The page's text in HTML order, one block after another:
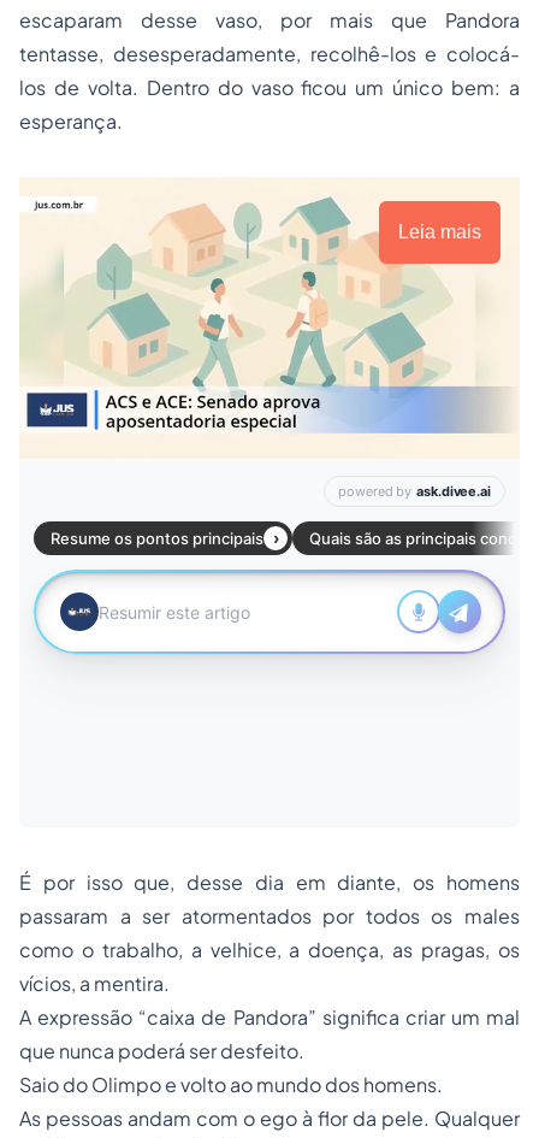
escaparam desse vaso, por mais que Pandora
tentasse, desesperadamente, recolhê-los e colocá-
los de volta. Dentro do vaso ficou um único bem: a
esperança.
Leia mais
É por isso que, desse dia em diante, os homens
passaram a ser atormentados por todos os males
como o trabalho, a velhice, a doença, as pragas, os
vícios, a mentira.
A expressão “caixa de Pandora” significa criar um mal
que nunca poderá ser desfeito.
Saio do Olimpo e volto ao mundo dos homens.
As pessoas andam com o ego à flor da pele. Qualquer